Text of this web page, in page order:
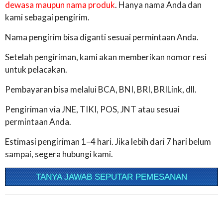
dewasa maupun nama produk. Hanya nama Anda dan
kami sebagai pengirim.
Nama pengirim bisa diganti sesuai permintaan Anda.
Setelah pengiriman, kami akan memberikan nomor resi
untuk pelacakan.
Pembayaran bisa melalui BCA, BNI, BRI, BRILink, dll.
Pengiriman via JNE, TIKI, POS, JNT atau sesuai
permintaan Anda.
Estimasi pengiriman 1–4 hari. Jika lebih dari 7 hari belum
sampai, segera hubungi kami.
TANYA JAWAB SEPUTAR PEMESANAN